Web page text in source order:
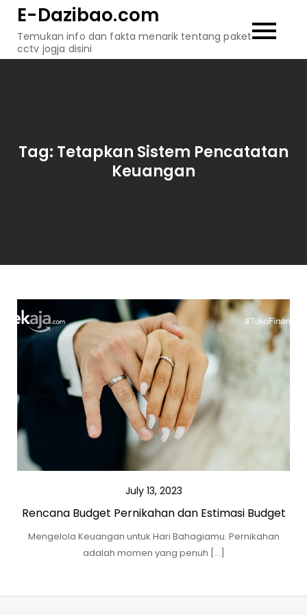
content
E-Dazibao.com
Temukan info dan fakta menarik tentang paket
cctv jogja disini
Tag: Tetapkan Sistem Pencatatan
Keuangan
July 13, 2023
Rencana Budget Pernikahan dan Estimasi Budget
Mengelola Keuangan untuk Hari Bahagiamu. Pernikahan
adalah momen yang penuh […]